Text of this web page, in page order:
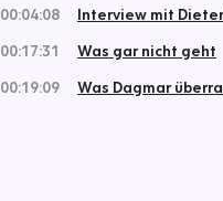
00:04:08
Interview mit
00:17:31
Was gar nicht geht
00:19:09
Was Dagmar